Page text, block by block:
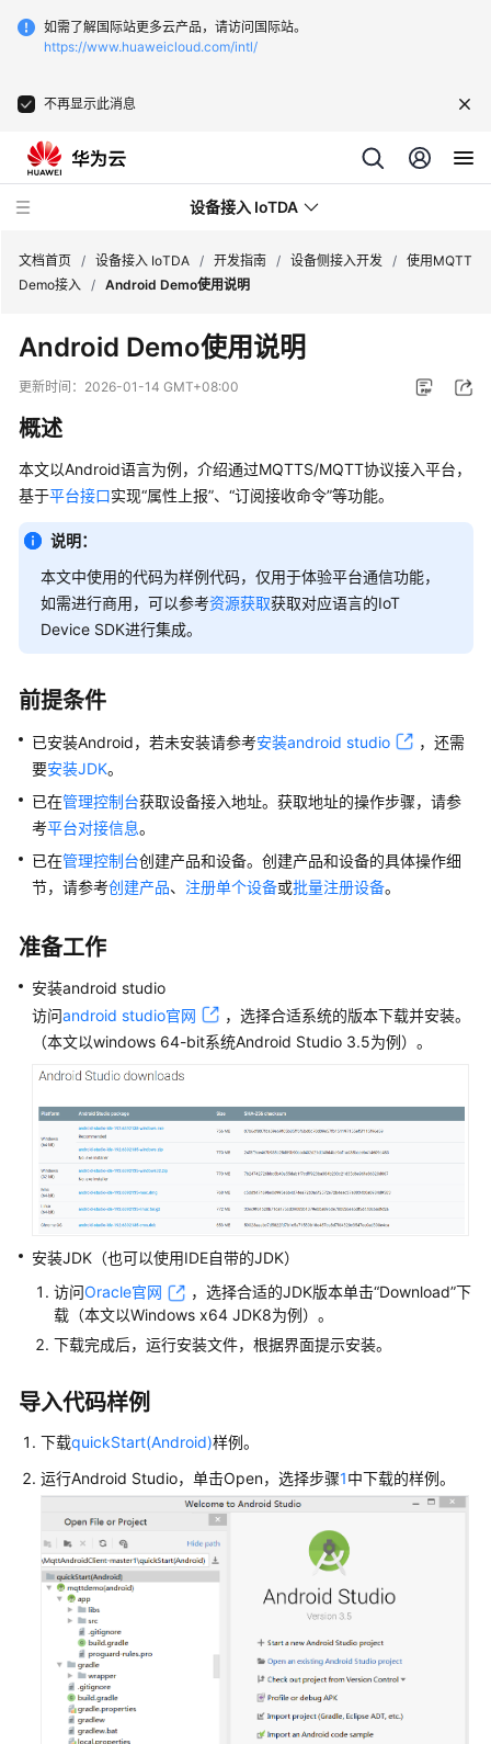
如需了解国际站更多云产品，请访问国际站。
https://www.huaweicloud.com/intl/
不再显示此消息
设备接入 IoTDA
新
动
能
总
览
服
务
公
计
说
明
产
介
绍
快
入
门
用
指
南
最
佳
践
开
发
开
前
读
资
源
设
备
文档首页 / 设备接入 IoTDA / 开发指南 / 设备侧接入开发 / 使用MQTT
Demo接入 / Android Demo使用说明
Android Demo使用说明
更新时间： 2026-01-14 GMT+08:00
概述
本文以Android语言为例，介绍通过MQTTS/MQTT协议接入平台，
基于平台接口实现“属性上报”、 “订阅接收命令”等功能。
说明：
本文中使用的代码为样例代码，仅用于体验平台通信功能，
如需进行商用，可以参考资源获取获取对应语言的IoT
Device SDK进行集成。
前提条件
已安装Android，若未安装请参考安装android studio
，还需
要安装JDK。
已在管理控制台获取设备接入地址。获取地址的操作步骤，请参
考平台对接信息。
已在管理控制台创建产品和设备。创建产品和设备的具体操作细
节，请参考创建产品、 注册单个设备或批量注册设备。
准备工作
安装android studio
访问android studio官网
，选择合适系统的版本下载并安装。
（本文以windows 64-bit系统Android Studio 3.5为例）。
安装JDK（也可以使用IDE自带的JDK）
访问Oracle官网
，选择合适的JDK版本单击“Download”下
载（本文以Windows x64 JDK8为例）。
下载完成后，运行安装文件，根据界面提示安装。
导入代码样例
下载quickStart(Android)样例。
运行Android Studio，单击Open，选择步骤1中下载的样例。